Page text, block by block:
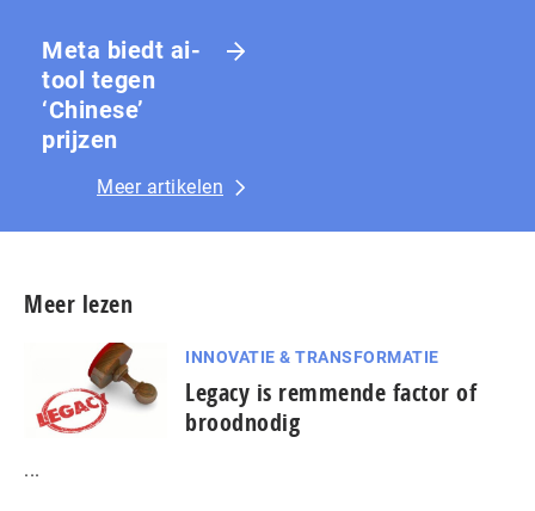
Meta biedt ai-
tool tegen
‘Chinese’
prijzen
Meer artikelen
Meer lezen
INNOVATIE & TRANSFORMATIE
Legacy is remmende factor of
broodnodig
...